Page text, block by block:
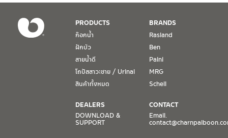
PRODUCTS
ก๊อกน้ำ
ฝักบัว
สายน้ำดี
โถปัสสาวะชาย / Urinal
สินค้าทั้งหมด
BRANDS
Rasland
Ben
Paini
MRG
Schell
DEALERS
DOWNLOAD &
SUPPORT
CONTACT
Email.